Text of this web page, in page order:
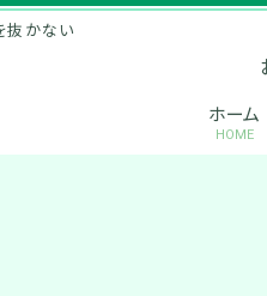
抜かない
ホーム
HOME